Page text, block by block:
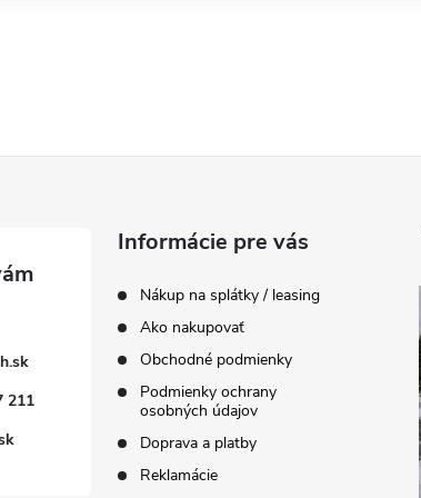
211
Informácie pre vás
Nákup na splátky / leasing
Ako nakupovať
Obchodné podmienky
Podmienky ochrany
osobných údajov
Doprava a platby
Reklamácie